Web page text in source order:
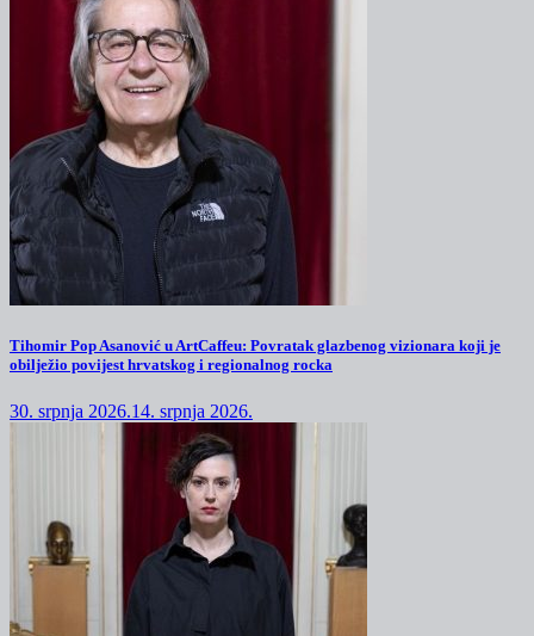
Tihomir Pop Asanović u ArtCaffeu: Povratak glazbenog vizionara koji je
obilježio povijest hrvatskog i regionalnog rocka
30. srpnja 2026.14. srpnja 2026.